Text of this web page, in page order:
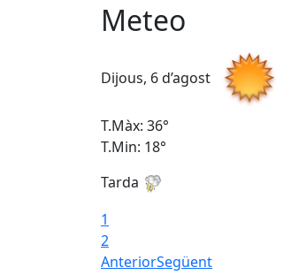
Meteo
Dijous, 6 d’agost
T.Màx: 36°
T.Min: 18°
Tarda
1
2
AnteriorSegüent